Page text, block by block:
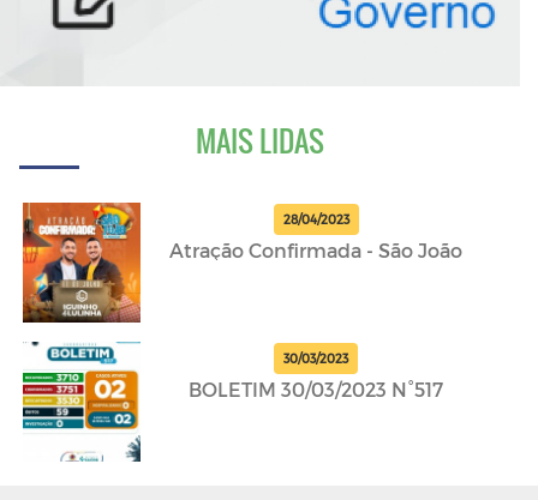
MAIS LIDAS
28/04/2023
Atração Confirmada - São João
30/03/2023
BOLETIM 30/03/2023 N°517